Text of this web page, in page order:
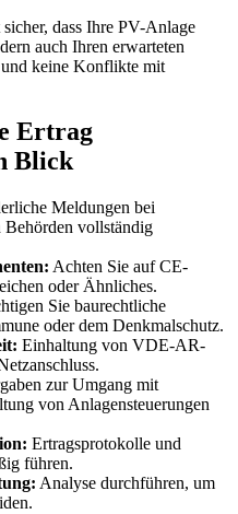
dass Ihre PV-Anlage
auch Ihren erwarteten
keine Konflikte mit
Ertrag
Blick
Meldungen bei
Behörden vollständig
Achten Sie auf CE-
oder Ähnliches.
Sie baurechtliche
oder dem Denkmalschutz.
Einhaltung von VDE-AR-
zur Umgang mit
von Anlagensteuerungen
Ertragsprotokolle und
führen.
Analyse durchführen, um